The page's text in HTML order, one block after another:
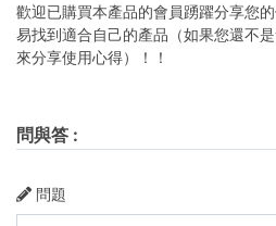
歡迎已購買本產品的會員踴躍分享您
易找到適合自己的產品（如果您還不
來分享使用心得）！！
問與答 :
問題